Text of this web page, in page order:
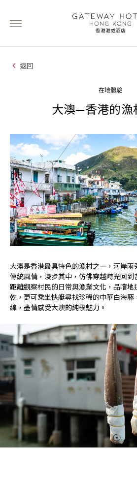
返回
在地體驗
大澳—香港的漁
大澳是香港最具特色的漁村之一，河岸
傳統風情，漫步其中，仿佛穿越時光回
距離觀察村民的日常與漁業文化，品嚐
乾，更可乘坐快艇尋找珍稀的中華白海
線，盡情感受大澳的純樸魅力。